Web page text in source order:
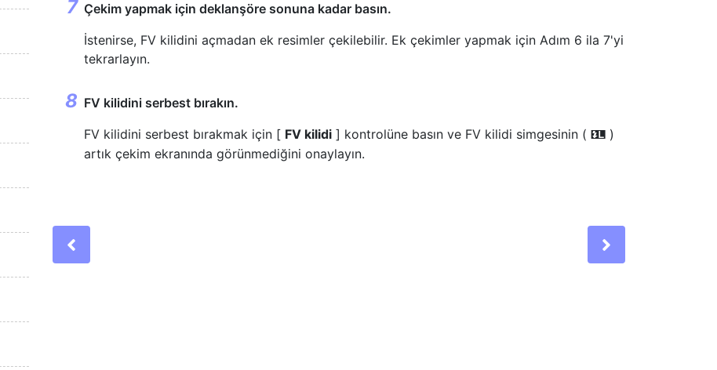
Çekim yapmak için deklanşöre sonuna kadar basın.
İstenirse, FV kilidini açmadan ek resimler çekilebilir. Ek çekimler yapmak için Adım 6 ila 7'yi
tekrarlayın.
FV kilidini serbest bırakın.
FV kilidini serbest bırakmak için [ FV kilidi ] kontrolüne basın ve FV kilidi simgesinin ( r )
artık çekim ekranında görünmediğini onaylayın.